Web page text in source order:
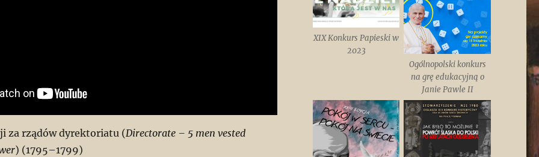
za rządów dyrektoriatu (Directorate – 5 men vested
) (1795–1799)
XIX Konkurs Papieski w
2023
Ogólnopolski konkurs
na grę edukacyjną o
Janie Pawle II